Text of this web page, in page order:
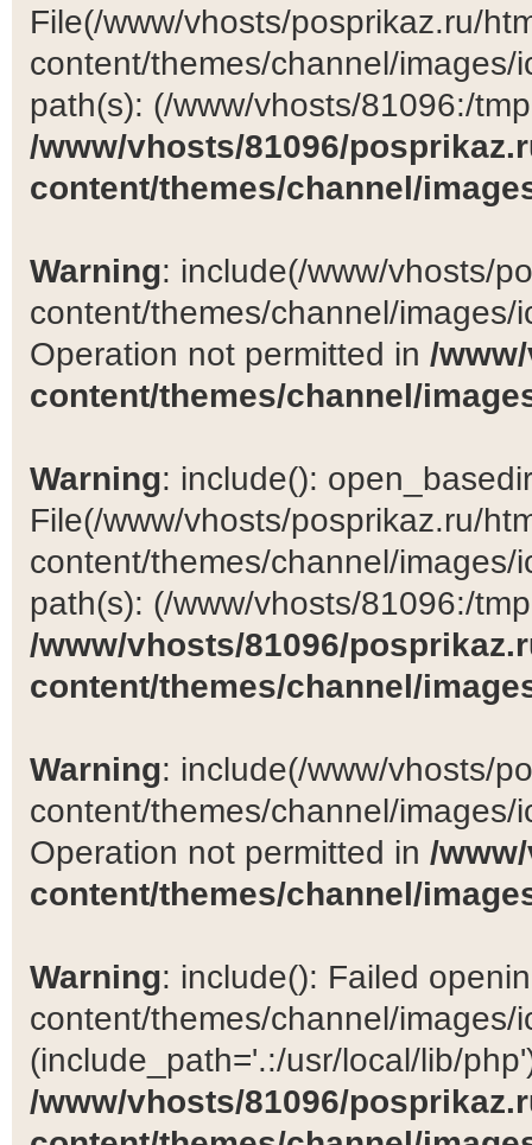
File(/www/vhosts/posprikaz.ru/
content/themes/channel/
path(s): (/www/vhosts/81096:/
/www/vhosts/81096/
content/themes/channel/
Warning: include(/www/vhosts/
content/themes/channel/
Operation not permitted in /
content/themes/channel/
Warning: include():
File(/www/vhosts/posprikaz.ru/
content/themes/channel/
path(s): (/www/vhosts/81096:/
/www/vhosts/81096/
content/themes/channel/
Warning: include(/www/vhosts/
content/themes/channel/
Operation not permitted in /
content/themes/channel/
Warning: include(): Failed
content/themes/channel/images/
(include_path='.:/usr/local/lib/
/www/vhosts/81096/